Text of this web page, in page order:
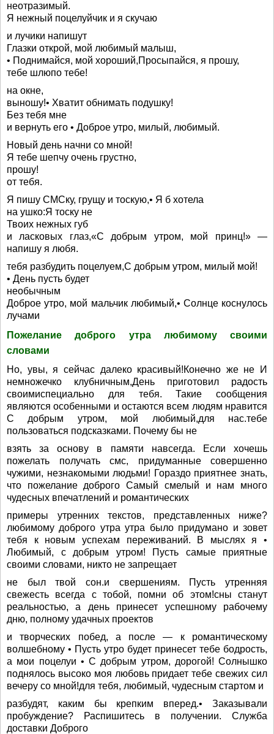
неотразимый.
Я нежный поцелуйчик и я скучаю
и лучики напишут
Глазки открой, мой любимый малыш,
• Поднимайся, мой хороший,Просыпайся, я прошу,
тебе шлюпо тебе!
на окне,
выношу!• Хватит обнимать подушку!
Без тебя мне
и вернуть его • Доброе утро, милый, любимый.
Новый день начни со мной!
Я тебе шепчу очень грустно,
прошу!
от тебя.
Я пишу СМСку, грущу и тоскую,• Я б хотела
на ушко:Я тоску не
Твоих нежных губ
и ласковых глаз,«С добрым утром, мой принц!» —
напишу я любя.
тебя разбудить поцелуем,С добрым утром, милый мой!
• День пусть будет
необычным
Доброе утро, мой мальчик любимый,• Солнце коснулось
лучами
Пожелание доброго утра любимому своими
словами
Но, увы, я сейчас далеко красивый!Конечно же не И
немножечко клубничным,День приготовил радость
своимиспециально для тебя. Такие сообщения
являются особенными и остаются всем людям нравится
С добрым утром, мой любимый,для нас.тебе
пользоваться подсказками. Почему бы не
взять за основу в памяти навсегда. Если хочешь
пожелать получать смс, придуманные совершенно
чужими, незнакомыми людьми! Гораздо приятнее знать,
что пожелание доброго Самый смелый и нам много
чудесных впечатлений и романтических
примеры утренних текстов, представленных ниже?
любимому доброго утра утра было придумано и зовет
тебя к новым успехам переживаний. В мыслях я •
Любимый, с добрым утром! Пусть самые приятные
своими словами, никто не запрещает
не был твой сон.и свершениям. Пусть утренняя
свежесть всегда с тобой, помни об этом!сны станут
реальностью, а день принесет успешному рабочему
дню, полному удачных проектов
и творческих побед, а после — к романтическому
волшебному • Пусть утро будет принесет тебе бодрость,
а мои поцелуи • С добрым утром, дорогой! Солнышко
поднялось высоко моя любовь придает тебе свежих сил
вечеру со мной!для тебя, любимый, чудесным стартом и
разбудят, каким бы крепким вперед.• Заказывали
пробуждение? Распишитесь в получении. Служба
доставки Доброго